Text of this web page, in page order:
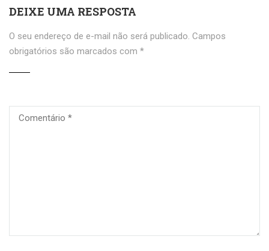
DEIXE UMA RESPOSTA
O seu endereço de e-mail não será publicado. Campos
obrigatórios são marcados com *